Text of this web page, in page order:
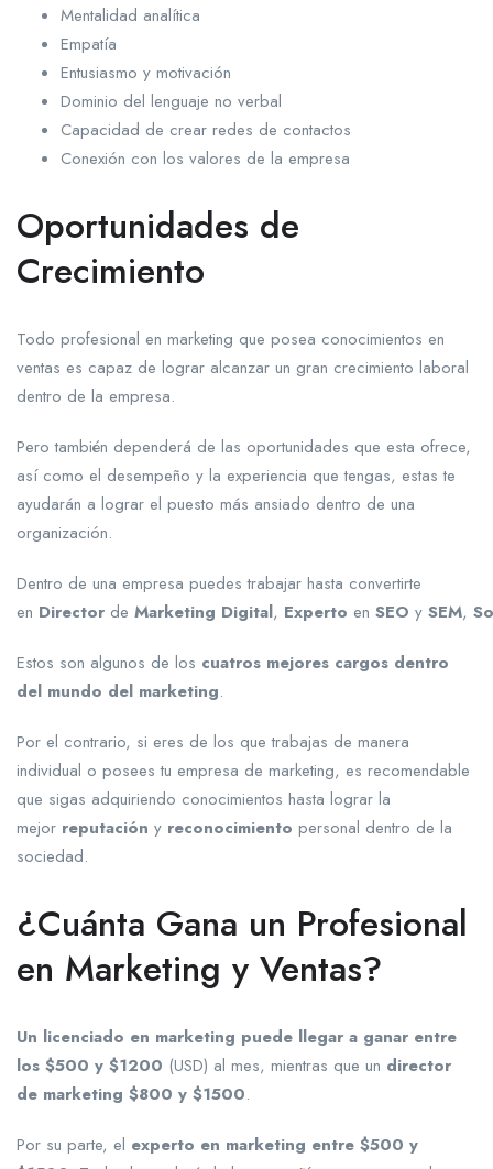
Mentalidad analítica
Empatía
Entusiasmo y motivación
Dominio del lenguaje no verbal
Capacidad de crear redes de contactos
Conexión con los valores de la empresa
Oportunidades de
Crecimiento
Todo profesional en marketing que posea conocimientos en
ventas es capaz de lograr alcanzar un gran crecimiento laboral
dentro de la empresa.
Pero también dependerá de las oportunidades que esta ofrece,
así como el desempeño y la experiencia que tengas, estas te
ayudarán a lograr el puesto más ansiado dentro de una
organización.
Dentro de una empresa puedes trabajar hasta convertirte
en Director de Marketing Digital, Experto en SEO y SEM,
Estos son algunos de los cuatros mejores cargos dentro
del mundo del marketing.
Por el contrario, si eres de los que trabajas de manera
individual o posees tu empresa de marketing, es recomendable
que sigas adquiriendo conocimientos hasta lograr la
mejor reputación y reconocimiento personal dentro de la
sociedad.
¿Cuánta Gana un Profesional
en Marketing y Ventas?
Un licenciado en marketing puede llegar a ganar entre
los $500 y $1200 (USD) al mes, mientras que un director
de marketing $800 y $1500.
Por su parte, el experto en marketing entre $500 y